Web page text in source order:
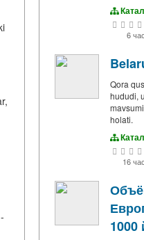
6
Qora
hududi,
holati.
16
1000